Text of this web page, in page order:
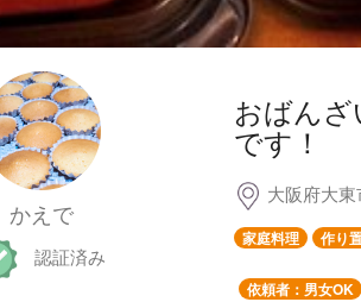
かえで
認証済み
おばん
です！
大阪府大東
家庭料理 作り
依頼者：男女OK